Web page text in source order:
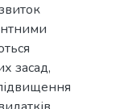
засад,